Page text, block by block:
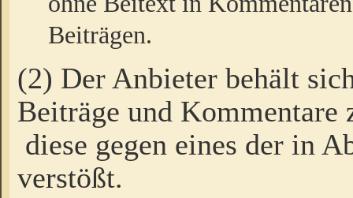
Beiträgen.
(2) Der Anbieter behält
Beiträge und Kommentare
diese gegen eines der in
verstößt.